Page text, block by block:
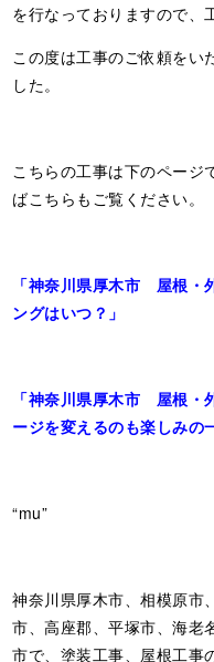
を行なっておりますので、
この度は工事のご依頼をい
した。
こちらの工事は下のページ
ばこちらもご覧ください。
「神奈川県厚木市 屋根
ングはいつ？」
「神奈川県厚木市 屋根・
ージを変えるのも楽しみの
“mu”
神奈川県厚木市、相模原市
市、高座郡、平塚市、海老
市で、塗装工事、屋根工事